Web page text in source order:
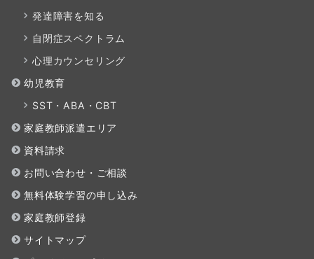
発達障害を知る
自閉症スペクトラム
心理カウンセリング
幼児教育
SST・ABA・CBT
家庭教師派遣エリア
資料請求
お問い合わせ・ご相談
無料体験学習の申し込み
家庭教師登録
サイトマップ